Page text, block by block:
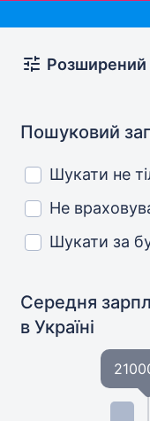
Розширений
Пошуковий
Шукати не
Не
Шукати за
Середня
в Україні